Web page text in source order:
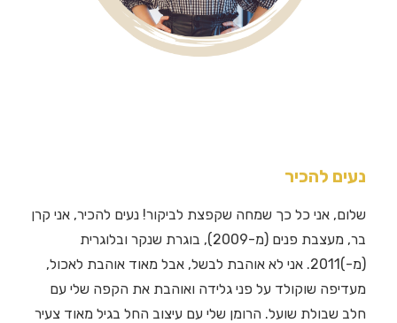
נעים להכיר
שלום, אני כל כך שמחה שקפצת לביקור! נעים להכיר, אני קרן
בר, מעצבת פנים (מ-2009), בוגרת שנקר ובלוגרית
(מ-)2011. אני לא אוהבת לבשל, אבל מאוד אוהבת לאכול,
מעדיפה שוקולד על פני גלידה ואוהבת את הקפה שלי עם
חלב שבולת שועל. הרומן שלי עם עיצוב החל בגיל מאוד צעיר